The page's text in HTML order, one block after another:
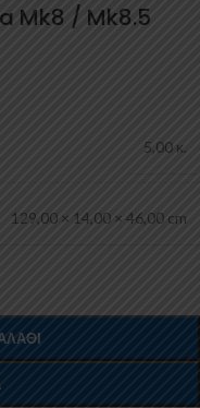
Mk8 / Mk8.5
5,00 κ.
129,00 × 14,00 × 46,00 cm